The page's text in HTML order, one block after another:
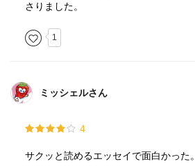
さりました。
1
ミッシェルさん
4
サクッと読めるエッセイで面白かった。